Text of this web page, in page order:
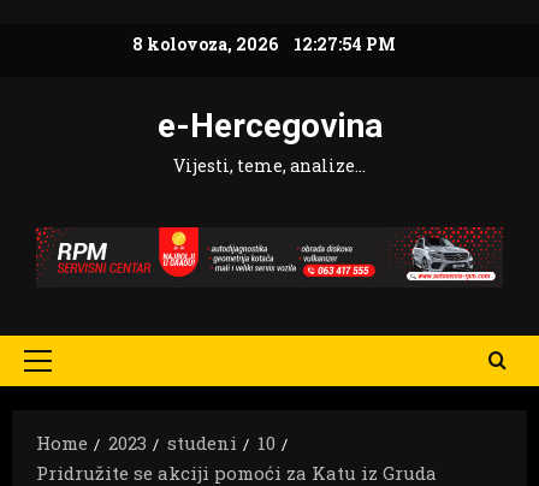
8 kolovoza, 2026 12:27:55 PM
e-Hercegovina
Vijesti, teme, analize…
Primary
Home
2023 studeni
10
Pridružite se akciji pomoći za Katu iz Gruda